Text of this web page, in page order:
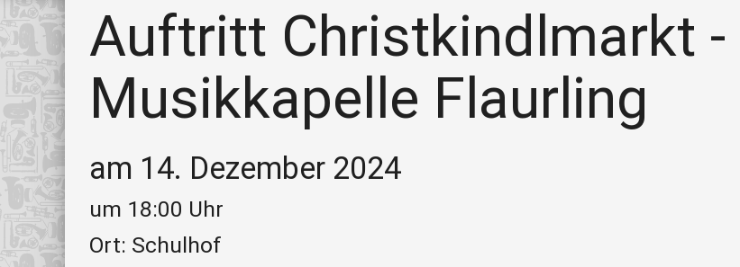
Auftritt Christkindlmarkt -
Musikkapelle Flaurling
am 14. Dezember 2024
um 18:00 Uhr
Ort: Schulhof